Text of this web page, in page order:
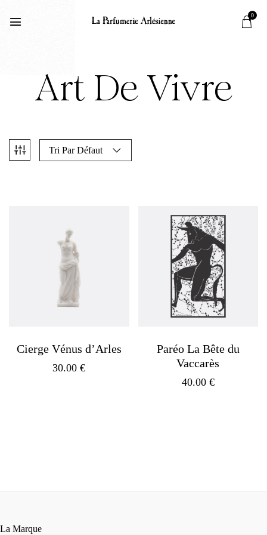
0
Art De Vivre
Tri Par Défaut
Cierge Vénus d’Arles
30.00€
Paréo La Bête du
Vaccarès
40.00 €
La Marque